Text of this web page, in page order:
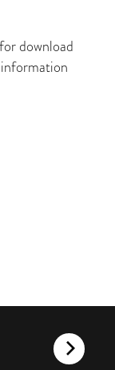
download